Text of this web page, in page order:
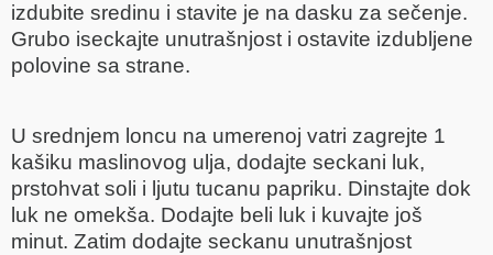
izdubite sredinu i stavite je na dasku za sečenje.
Grubo iseckajte unutrašnjost i ostavite izdubljene
polovine sa strane.
U srednjem loncu na umerenoj vatri zagrejte 1
kašiku maslinovog ulja, dodajte seckani luk,
prstohvat soli i ljutu tucanu papriku. Dinstajte dok
luk ne omekša. Dodajte beli luk i kuvajte još
minut. Zatim dodajte seckanu unutrašnjost